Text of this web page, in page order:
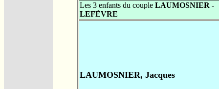
Les 3 enfants du couple LAUMOSNIER -
LEFÈVRE
LAUMOSNIER, Jacques